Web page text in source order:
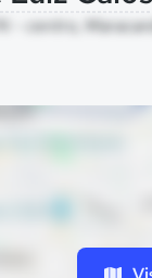
- centro,